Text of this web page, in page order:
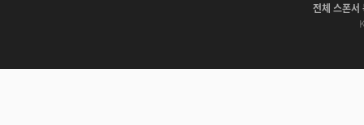
전체 스폰서